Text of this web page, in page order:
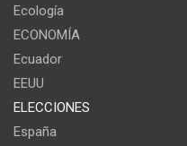
Ecología
ECONOMÍA
Ecuador
EEUU
ELECCIONES
España